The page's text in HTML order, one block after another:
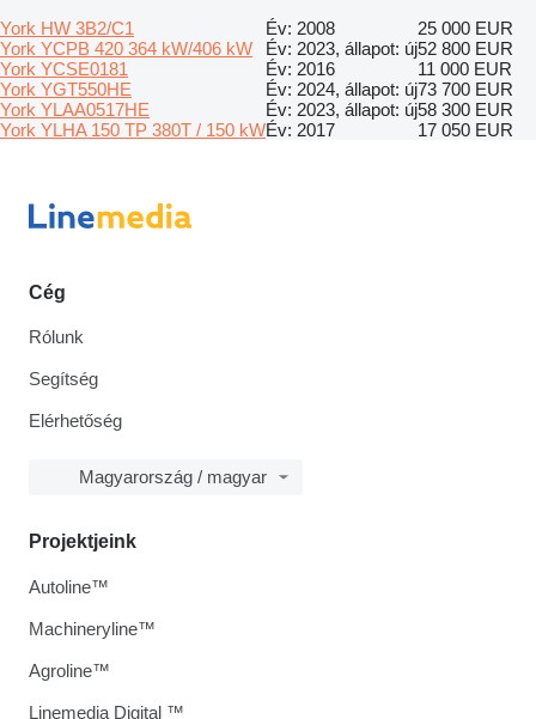
York HW 3B2/C1 Év: 2008
25 000 EUR
York YCPB 420 364 kW/406 kW
Év: 2023, állapot: új52 800 EUR
York YCSE0181
Év: 2016
11 000 EUR
York YGT550HE
Év: 2024, állapot: új73 700 EUR
York YLAA0517HE
Év: 2023, állapot: új58 300 EUR
York YLHA 150 TP 380T / 150 kWÉv: 2017 17 050 EUR
Cég
Rólunk
Segítség
Elérhetőség
Magyarország / magyar
Projektjeink
Autoline™
Machineryline™
Agroline™
Linemedia Digital ™